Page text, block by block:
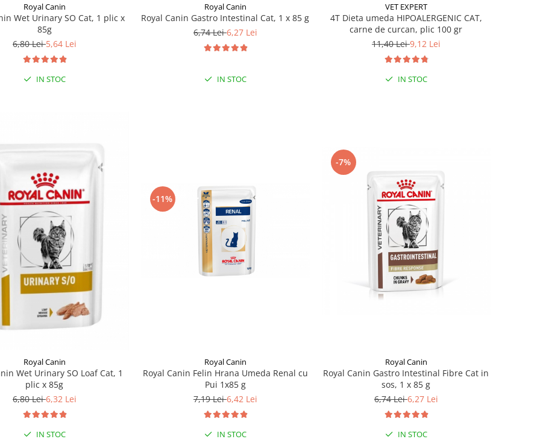
Royal Canin
Wet Urinary SO Cat, 1 plic x
85g
6,80 Lei5,64 Lei
IN STOC
Royal Canin
Royal Canin Gastro Intestinal Cat, 1 x 85 g
6,74 Lei6,27 Lei
IN STOC
VET EXPERT
4T Dieta umeda HIPOALERGENIC CAT,
carne de curcan, plic 100 gr
11,40 Lei9,12 Lei
IN STOC
Royal Canin
Wet Urinary SO Loaf Cat, 1
plic x 85g
6,80 Lei6,32 Lei
IN STOC
-11%
Royal Canin
Royal Canin Felin Hrana Umeda Renal cu
Pui 1x85 g
7,19 Lei6,42 Lei
IN STOC
-7%
Royal Canin
Royal Canin Gastro Intestinal Fibre Cat in
sos, 1 x 85 g
6,74 Lei6,27 Lei
IN STOC